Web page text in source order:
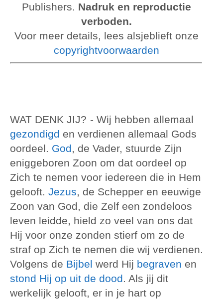
Publishers. Nadruk en reproductie
verboden.
Voor meer details, lees alsjeblieft onze
copyrightvoorwaarden
WAT DENK JIJ? - Wij hebben allemaal
gezondigd en verdienen allemaal Gods
oordeel. God, de Vader, stuurde Zijn
eniggeboren Zoon om dat oordeel op
Zich te nemen voor iedereen die in Hem
gelooft. Jezus, de Schepper en eeuwige
Zoon van God, die Zelf een zondeloos
leven leidde, hield zo veel van ons dat
Hij voor onze zonden stierf om zo de
straf op Zich te nemen die wij verdienen.
Volgens de Bijbel werd Hij begraven en
stond Hij op uit de dood. Als jij dit
werkelijk gelooft, er in je hart op